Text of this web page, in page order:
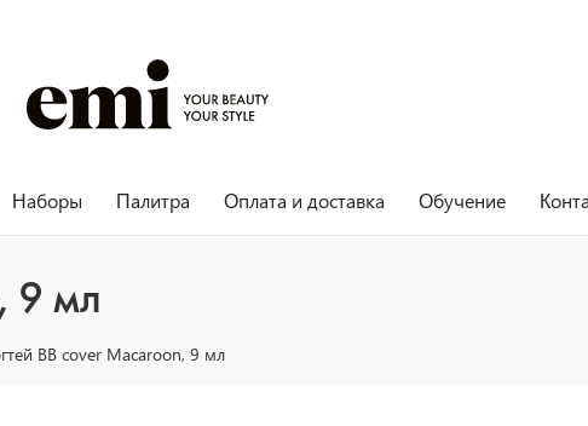
Наборы Палитра Оплата и доставка Обучение
9 мл
BB cover Macaroon, 9 мл